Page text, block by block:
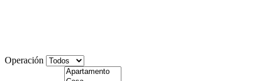
Operación